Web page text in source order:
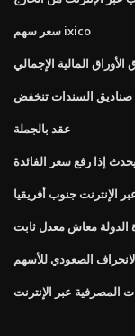
سعر سهم ixico
المالية الإجمالي
صناديق السندات تنخفض
عقد بالجملة
إذا رفع سعر الفائدة
الإنترنت جنوب أفريقيا
الدولة معاش معدل ثابت
الصعودي للأسهم